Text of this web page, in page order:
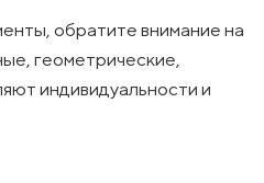
обратите внимание на
геометрические,
индивидуальности и